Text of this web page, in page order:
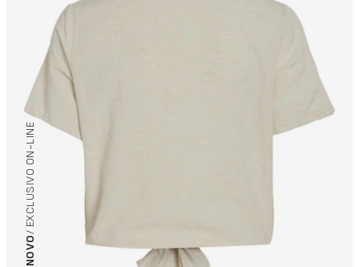
NOVO
/ EXCLUSIVO ON-LINE